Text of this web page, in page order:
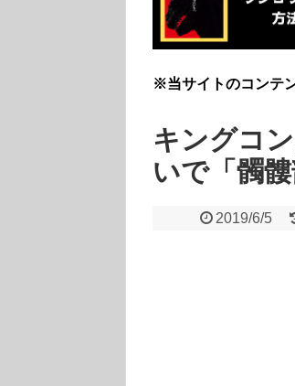
※当サイトのコンテ
キングコ
いで「髑
2019/6/5